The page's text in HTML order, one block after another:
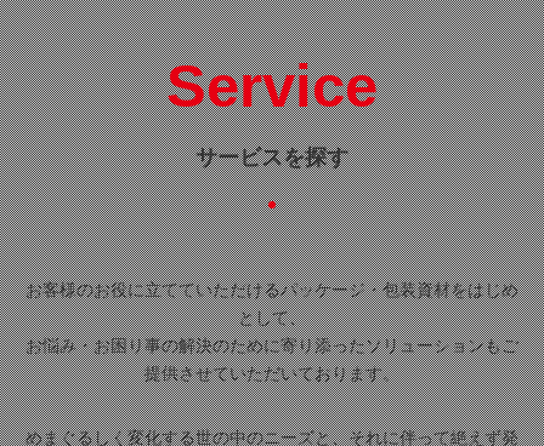
Service
サービスを探す
お客様のお役に立てていただけるパッケージ・包装資材をはじめ
として、
お悩み・お困り事の解決のために寄り添ったソリューションもご
提供させていただいております。
めまぐるしく変化する世の中のニーズと、それに伴って絶えず発